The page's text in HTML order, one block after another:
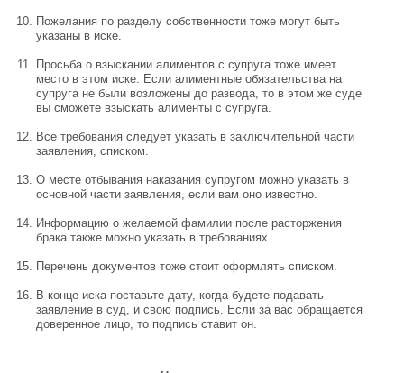
Пожелания по разделу собственности тоже могут быть
указаны в иске.
Просьба о взыскании алиментов с супруга тоже имеет
место в этом иске. Если алиментные обязательства на
супруга не были возложены до развода, то в этом же суде
вы сможете взыскать алименты с супруга.
Все требования следует указать в заключительной части
заявления, списком.
О месте отбывания наказания супругом можно указать в
основной части заявления, если вам оно известно.
Информацию о желаемой фамилии после расторжения
брака также можно указать в требованиях.
Перечень документов тоже стоит оформлять списком.
В конце иска поставьте дату, когда будете подавать
заявление в суд, и свою подпись. Если за вас обращается
доверенное лицо, то подпись ставит он.